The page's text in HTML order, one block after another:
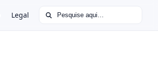
Legal Buscar por: